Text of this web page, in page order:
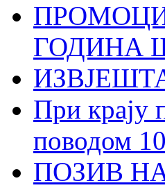
ГОДИНА
При крају
поводом
ПОЗИВ